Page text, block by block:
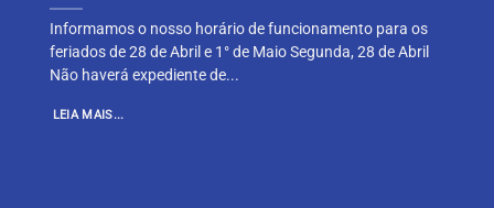
Informamos o nosso horário de funcionamento para os
feriados de 28 de Abril e 1° de Maio Segunda, 28 de Abril
Não haverá expediente de...
LEIA MAIS...